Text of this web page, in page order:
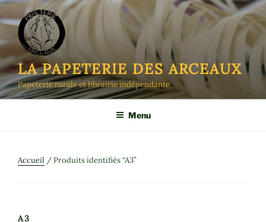
Aller
au
contenu
principal
LA PAPETERIE DES ARCEAUX
Papeterie rurale et librairie indépendante
Menu
Accueil / Produits identifiés “A3”
A3